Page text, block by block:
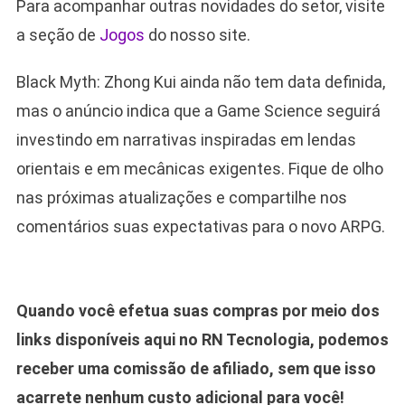
Para acompanhar outras novidades do setor, visite
a seção de Jogos do nosso site.
Black Myth: Zhong Kui ainda não tem data definida,
mas o anúncio indica que a Game Science seguirá
investindo em narrativas inspiradas em lendas
orientais e em mecânicas exigentes. Fique de olho
nas próximas atualizações e compartilhe nos
comentários suas expectativas para o novo ARPG.
Quando você efetua suas compras por meio dos
links disponíveis aqui no RN Tecnologia, podemos
receber uma comissão de afiliado, sem que isso
acarrete nenhum custo adicional para você!